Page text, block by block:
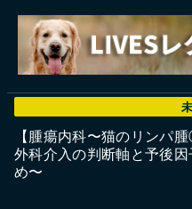
【腫瘍内科〜猫のリンパ
外科介入の判断軸と予後
め〜